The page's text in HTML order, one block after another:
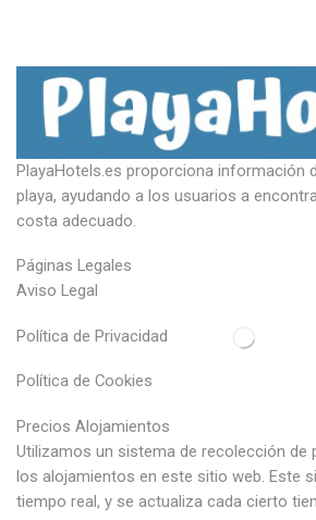
PlayaHotels.es proporciona información
playa, ayudando a los usuarios a
costa adecuado.
Páginas Legales
Aviso Legal
Política de Privacidad
Política de Cookies
Precios Alojamientos
Utilizamos un sistema de recolección de
los alojamientos en este sitio web. Este
tiempo real, y se actualiza cada cierto